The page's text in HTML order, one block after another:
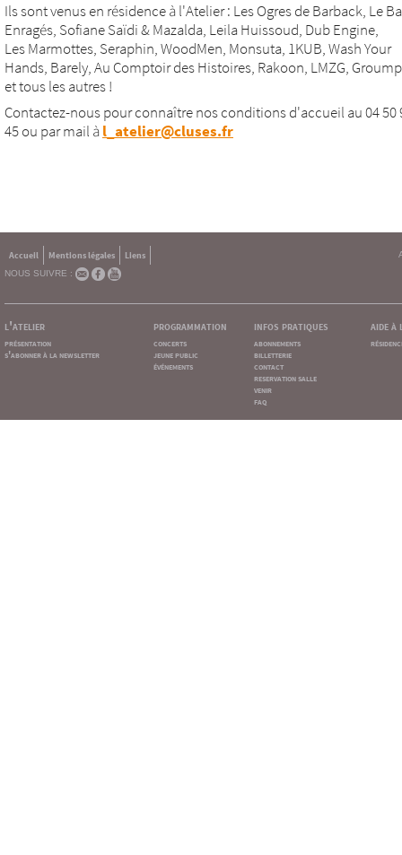
Ils sont venus en résidence à l'Atelier : Les Ogres de Barback, Le
Enragés, Sofiane Saïdi & Mazalda, Leila Huissoud, Dub Engine,
Les Marmottes, Seraphin, WoodMen, Monsuta, 1KUB, Wash Your
Hands, Barely, Au Comptoir des Histoires, Rakoon, LMZG,
et tous les autres !
Contactez-nous pour connaître nos conditions d'accueil au 04 50
45 ou par mail à l_atelier@cluses.fr
Accueil Mentions légales
Liens
NOUS SUIVRE :
l'atelier
présentation
s'abonner à la newsletter
programmation
concerts
jeune public
événements
infos pratiques
abonnements
billetterie
contact
reservation salle
venir
faq
aide